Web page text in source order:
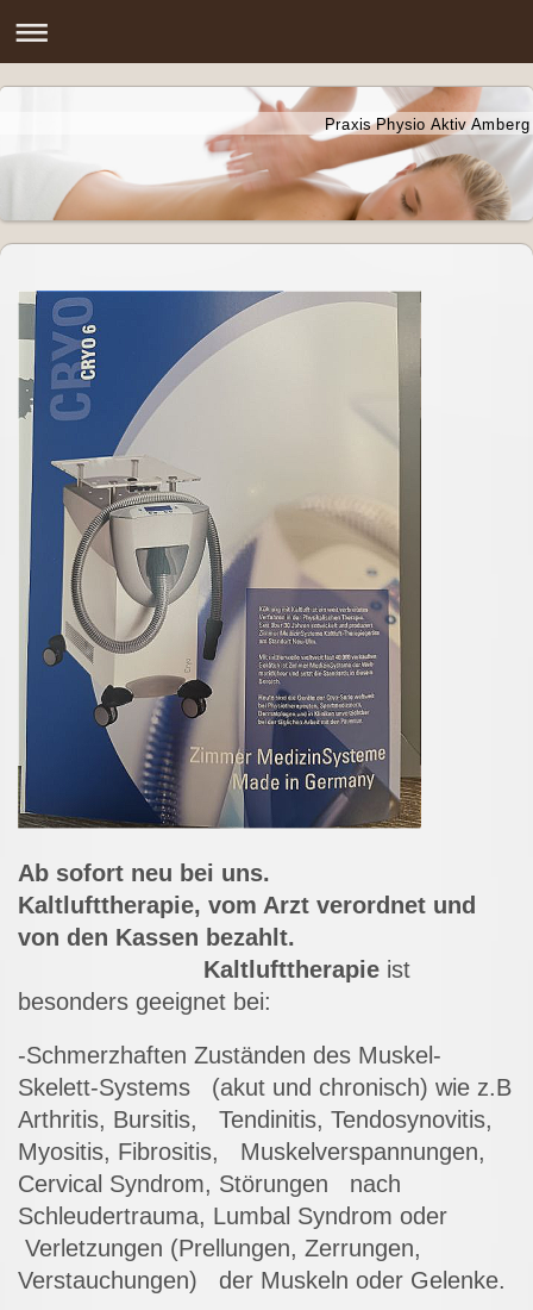
Praxis Physio Aktiv Amberg
Ab sofort neu bei uns.
Kaltlufttherapie, vom Arzt verordnet und
von den Kassen bezahlt.
Kaltlufttherapie ist
besonders geeignet bei:
-Schmerzhaften Zuständen des Muskel-
Skelett-Systems (akut und chronisch) wie z.B
Arthritis, Bursitis, Tendinitis, Tendosynovitis,
Myositis, Fibrositis, Muskelverspannungen,
Cervical Syndrom, Störungen nach
Schleudertrauma, Lumbal Syndrom oder
Verletzungen (Prellungen, Zerrungen,
Verstauchungen) der Muskeln oder Gelenke.